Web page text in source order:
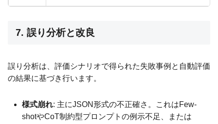
7. 誤り分析と改良
誤り分析は、評価シナリオで得られた失敗事例と自動評価
の結果に基づき行います。
様式崩れ: 主にJSON形式の不正確さ。これはFew-
shotやCoT制約型プロンプトの例示不足、または